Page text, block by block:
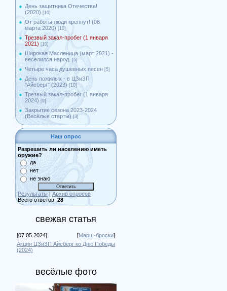
День защитника Отечества!
(2020) [10]
От работы люди крепнут! (08
марта 2020) [10]
Трезвый закал-пробег (1 января
2021) [10]
Широкая Масленица (март 2021) -
веселился народ.
[5]
Четыре часа душевных песен [5]
День пожилых - в ЦЗиЗП
"Айсберг" (2023) [10]
Трезвый закал-пробег (1 января
2024) [9]
Закрытие сезона 2023-2024
(Весёлые старты) [3]
Наш опрос
Разрешить ли населению иметь
оружие?
да
нет
не знаю
Результаты | Архив опросов
Всего ответов: 28
свежая статья
[07.05.2024] [Марш-броски]
Акция ЦЗиЗП Айсберг ко Дню Победы
(2024)
весёлые фото